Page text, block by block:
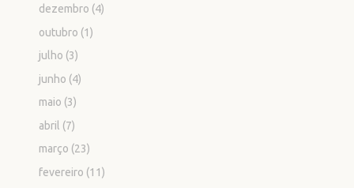
dezembro (4)
outubro (1)
julho (3)
junho (4)
maio (3)
abril (7)
março (23)
fevereiro (11)